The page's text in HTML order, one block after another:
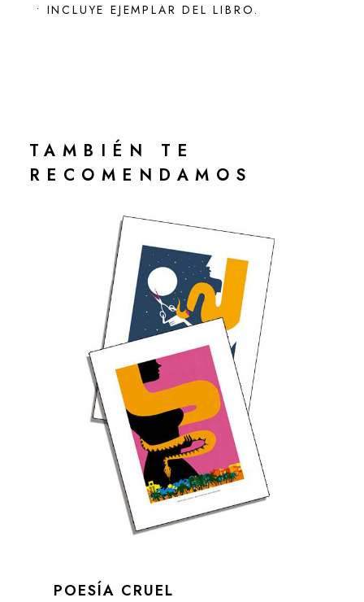
• INCLUYE EJEMPLAR DEL LIBRO.
TAMBIÉN TE
RECOMENDAMOS
POESÍA CRUEL